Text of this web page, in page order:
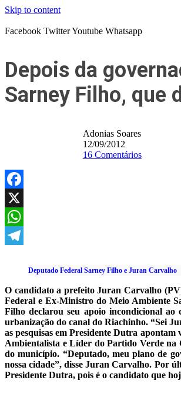
Skip to content
Facebook TwitterYoutube Whatsapp
Depois da
Sarney Filho, que
Adonias Soares
12/09/2012
16 Comentários
Facebook
X
WhatsApp
Deputado Federal Sarney Filho e Juran Carvalho
O candidato a prefeito Juran Carvalho
Federal e Ex-Ministro do Meio Ambiente
Filho declarou seu apoio incondicional
urbanização do canal do Riachinho. “Sei
as pesquisas em Presidente Dutra
Ambientalista e Líder do Partido Verde na
do município. “Deputado, meu plano de
nossa cidade”, disse Juran Carvalho. Por
Presidente Dutra, pois é o candidato que